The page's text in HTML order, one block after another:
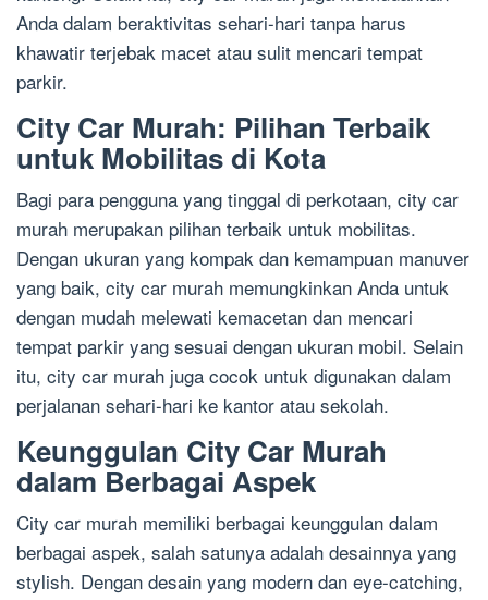
Anda dalam beraktivitas sehari-hari tanpa harus
khawatir terjebak macet atau sulit mencari tempat
parkir.
City Car Murah: Pilihan Terbaik
untuk Mobilitas di Kota
Bagi para pengguna yang tinggal di perkotaan, city car
murah merupakan pilihan terbaik untuk mobilitas.
Dengan ukuran yang kompak dan kemampuan manuver
yang baik, city car murah memungkinkan Anda untuk
dengan mudah melewati kemacetan dan mencari
tempat parkir yang sesuai dengan ukuran mobil. Selain
itu, city car murah juga cocok untuk digunakan dalam
perjalanan sehari-hari ke kantor atau sekolah.
Keunggulan City Car Murah
dalam Berbagai Aspek
City car murah memiliki berbagai keunggulan dalam
berbagai aspek, salah satunya adalah desainnya yang
stylish. Dengan desain yang modern dan eye-catching,